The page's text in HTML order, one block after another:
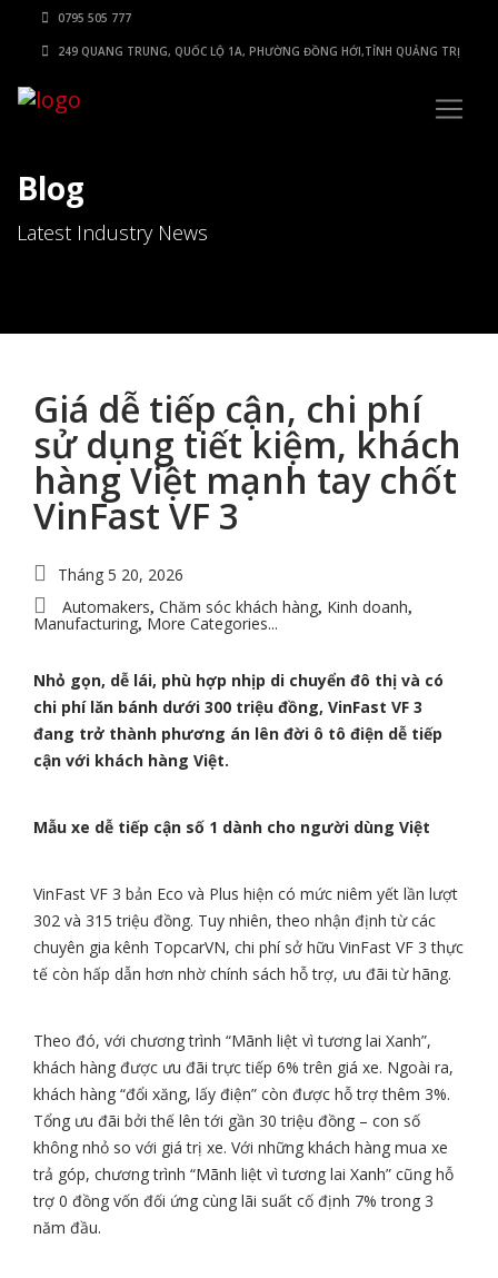
0795 505 777
249 QUANG TRUNG, QUỐC LỘ 1A, PHƯỜNG ĐỒNG HỚI,TỈNH QUẢNG TRỊ
Blog
Latest Industry News
Giá dễ tiếp cận, chi phí
sử dụng tiết kiệm, khách
hàng Việt mạnh tay chốt
VinFast VF 3
Tháng 5 20, 2026
Automakers, Chăm sóc khách hàng, Kinh doanh,
Manufacturing, More Categories...
Nhỏ gọn, dễ lái, phù hợp nhịp di chuyển đô thị và có
chi phí lăn bánh dưới 300 triệu đồng, VinFast VF 3
đang trở thành phương án lên đời ô tô điện dễ tiếp
cận với khách hàng Việt.
Mẫu xe dễ tiếp cận số 1 dành cho người dùng Việt
VinFast VF 3 bản Eco và Plus hiện có mức niêm yết lần lượt
302 và 315 triệu đồng. Tuy nhiên, theo nhận định từ các
chuyên gia kênh TopcarVN, chi phí sở hữu VinFast VF 3 thực
tế còn hấp dẫn hơn nhờ chính sách hỗ trợ, ưu đãi từ hãng.
Theo đó, với chương trình “Mãnh liệt vì tương lai Xanh”,
khách hàng được ưu đãi trực tiếp 6% trên giá xe. Ngoài ra,
khách hàng “đổi xăng, lấy điện” còn được hỗ trợ thêm 3%.
Tổng ưu đãi bởi thế lên tới gần 30 triệu đồng – con số
không nhỏ so với giá trị xe. Với những khách hàng mua xe
trả góp, chương trình “Mãnh liệt vì tương lai Xanh” cũng hỗ
trợ 0 đồng vốn đối ứng cùng lãi suất cố định 7% trong 3
năm đầu.